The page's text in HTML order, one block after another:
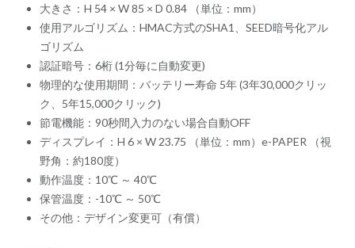
大きさ：H 54 × W 85 × D 0.84 （単位：mm）
使用アルゴリズム：HMAC方式のSHA1、SEED暗号化アル
ゴリズム
認証暗号：6桁 (1分毎に自動変更)
物理的な使用期間：バッテリー寿命 5年 (3年30,000クリッ
ク、5年15,000クリック)
節電機能：90秒間入力のない場合自動OFF
ディスプレイ：H 6 × W 23.75 （単位：mm）e-PAPER （視
野角：約180度）
動作温度：10℃ ～ 40℃
保管温度：-10℃ ～ 50℃
その他：デザイン変更可（有償）